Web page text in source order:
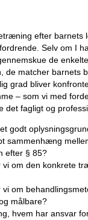
efter barnets
Selv om I
de
de matcher barnets
grad bliver
– som vi med
det fagligt og
godt
sammenhæng
efter § 85?
vi om den konkrete
vi om
målbare?
hvem har ansvar